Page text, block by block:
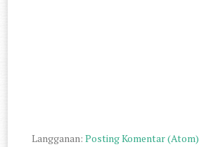
Langganan:Posting Komentar (Atom)